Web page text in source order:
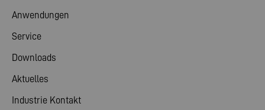
Anwendungen
Service
Downloads
Aktuelles
Industrie Kontakt